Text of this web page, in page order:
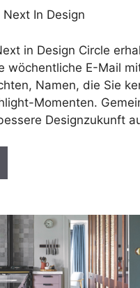
In Design
in Design Circle
wöchentliche E-Mail
Namen, die Sie
Momenten.
Designzukunft